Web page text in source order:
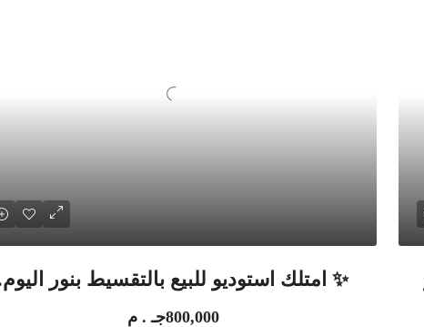
✨ امتلك استوديو للبيع بالتقسيط بنور
800,000جـ . م